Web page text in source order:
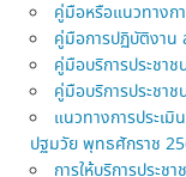
คู่มือหรือแนวทางก
คู่มือการปฏิบัติงา
คู่มือบริการประชา
คู่มือบริการประชาช
แนวทางการประเ
ปฐมวัย พุทธศักราช
การให้บริการประ